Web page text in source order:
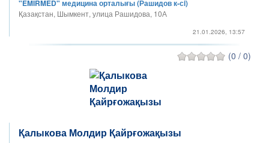
"EMIRMED" медицина орталығы (Рашидов к-сi)
Қазақстан, Шымкент, улица Рашидова, 10А
21.01.2026, 13:57
(0 / 0)
Қалыкова Молдир Қайрғожақызы